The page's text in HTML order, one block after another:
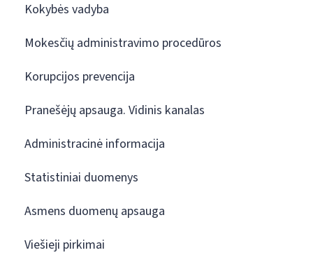
Kokybės vadyba
Mokesčių administravimo procedūros
Korupcijos prevencija
Pranešėjų apsauga. Vidinis kanalas
Administracinė informacija
Statistiniai duomenys
Asmens duomenų apsauga
Viešieji pirkimai